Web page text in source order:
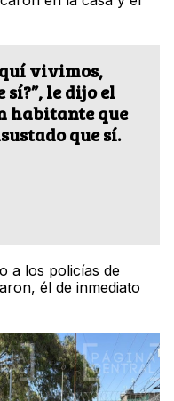
vivimos,
sí?”, le dijo el
habitante que
que sí.
a los policías de
él de inmediato